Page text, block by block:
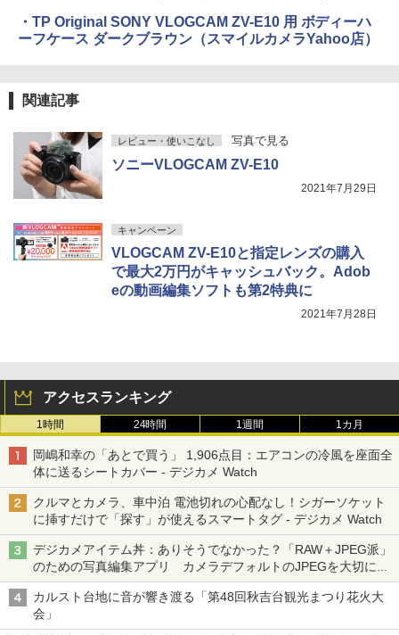
・TP Original SONY VLOGCAM ZV-E10 用 ボディーハ
ーフケース ダークブラウン（スマイルカメラYahoo店）
関連記事
レビュー・使いこなし 写真で見る
ソニーVLOGCAM ZV-E10
2021年7月29日
キャンペーン
VLOGCAM ZV-E10と指定レンズの購入
で最大2万円がキャッシュバック。Adob
eの動画編集ソフトも第2特典に
2021年7月28日
アクセスランキング
1時間 24時間 1週間 1カ月
岡嶋和幸の「あとで買う」 1,906点目：エアコンの冷風を座面全
体に送るシートカバー - デジカメ Watch
クルマとカメラ、車中泊 電池切れの心配なし！シガーソケット
に挿すだけで「探す」が使えるスマートタグ - デジカメ Watch
デジカメアイテム丼：ありそうでなかった？「RAW＋JPEG派」
のための写真編集アプリ カメラデフォルトのJPEGを大切にす
る「Filmator」
カルスト台地に音が響き渡る「第48回秋吉台観光まつり花火大
会」